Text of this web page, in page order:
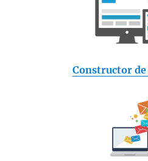
Constructor